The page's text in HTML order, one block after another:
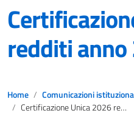
redditi
Home Comunicazioni
Certificazione Unica 2026 redditi anno 2025